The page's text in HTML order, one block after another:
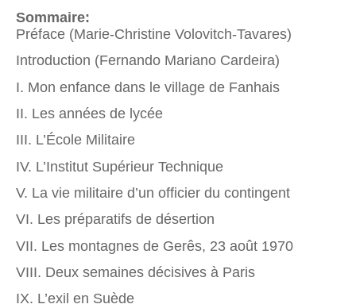
Sommaire:
Préface (Marie-Christine Volovitch-Tavares)
Introduction (Fernando Mariano Cardeira)
I. Mon enfance dans le village de Fanhais
II. Les années de lycée
III. L’École Militaire
IV. L’Institut Supérieur Technique
V. La vie militaire d’un officier du contingent
VI. Les préparatifs de désertion
VII. Les montagnes de Gerês, 23 août 1970
VIII. Deux semaines décisives à Paris
IX. L’exil en Suède